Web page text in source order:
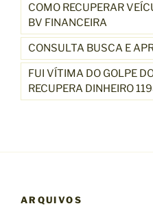
COMO RECUPERAR
BV FINANCEIRA
CONSULTA BUSCA E
FUI VÍTIMA DO GOLPE
RECUPERA DINHEIRO
ARQUIVOS